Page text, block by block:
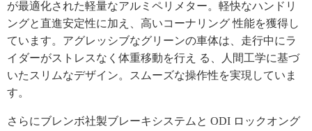
が最適化された軽量なアルミペリメター。軽快なハンドリ
ングと直進安定性に加え、高いコーナリング 性能を獲得し
ています。アグレッシブなグリーンの車体は、走行中にラ
イダーがストレスなく体重移動を行え る、人間工学に基づ
いたスリムなデザイン。スムーズな操作性を実現していま
す。
さらにブレンボ社製ブレーキシステムと ODI ロックオング